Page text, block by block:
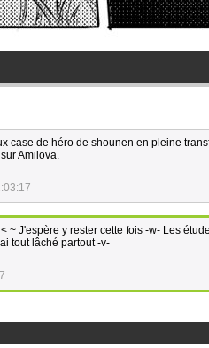
case de héro de shounen en pleine
Amilova.
~ J'espère y rester cette fois -w- Les
tout lâché partout -v-